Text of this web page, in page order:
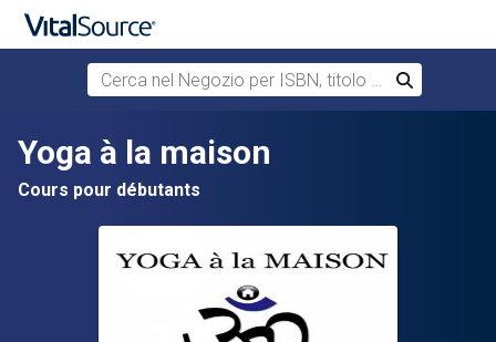
Passa al contenuto principale
Cerca nel Negozio per ISBN, titolo o autore
Cerca
Yoga à la maison
Cours pour débutants